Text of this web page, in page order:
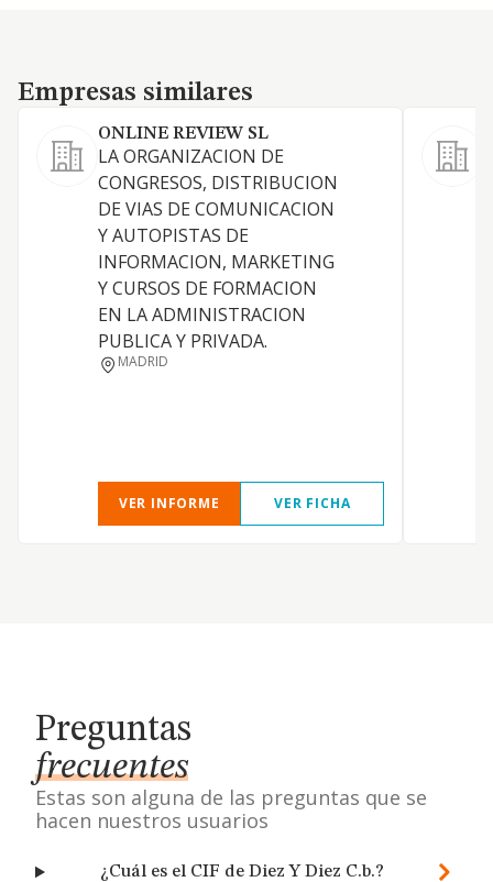
Empresas similares
Empresas similares
ONLINE REVIEW SL
LA ORGANIZACION DE
CONGRESOS, DISTRIBUCION
DE VIAS DE COMUNICACION
Y AUTOPISTAS DE
INFORMACION, MARKETING
Y CURSOS DE FORMACION
EN LA ADMINISTRACION
PUBLICA Y PRIVADA.
MADRID
VER INFORME VER FICHA
Preguntas
frecuentes
Estas son alguna de las preguntas que se
hacen nuestros usuarios
¿Cuál es el CIF de Diez Y Diez C.b.?